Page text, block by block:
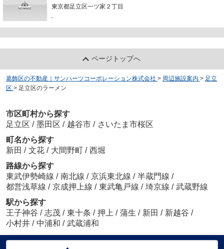
東京都足立区一ツ家２丁目
-
ページトップへ
葛飾区の不動産｜サンハーツコーポレーション株式会社 > 周辺施設案内 > 足立
区 > 足立区のラーメン
市区町村から探す
足立区 / 墨田区 / 越谷市 / さいたま市桜区
町名から探す
新田 / 文花 / 大間野町 / 西堀
路線から探す
東武伊勢崎線 / 南北線 / 京浜東北線 / 半蔵門線 /
都営浅草線 / 京成押上線 / 東武亀戸線 / 埼京線 / 武蔵野線
駅から探す
王子神谷 / 志茂 / 東十条 / 押上 / 蒲生 / 新田 / 新越谷 /
小村井 / 中浦和 / 武蔵浦和